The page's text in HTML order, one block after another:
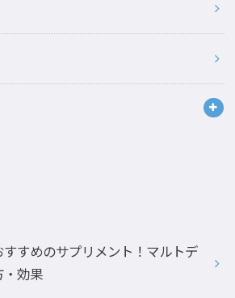
すすめのサプリメント！マルトデ
・効果